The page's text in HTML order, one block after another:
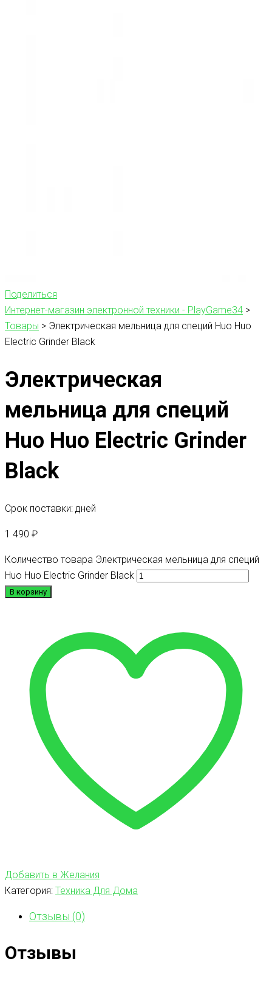
Поделиться
Интернет-магазин электронной техники - PlayGame34 >
Товары > Электрическая мельница для специй Huo Huo
Electric Grinder Black
Электрическая
мельница для специй
Huo Huo Electric Grinder
Black
Срок поставки: дней
1 490 ₽
Количество товара Электрическая мельница для специй
Huo Huo Electric Grinder Black
В корзину
Добавить в Желания
Категория: Техника Для Дома
Отзывы (0)
Отзывы